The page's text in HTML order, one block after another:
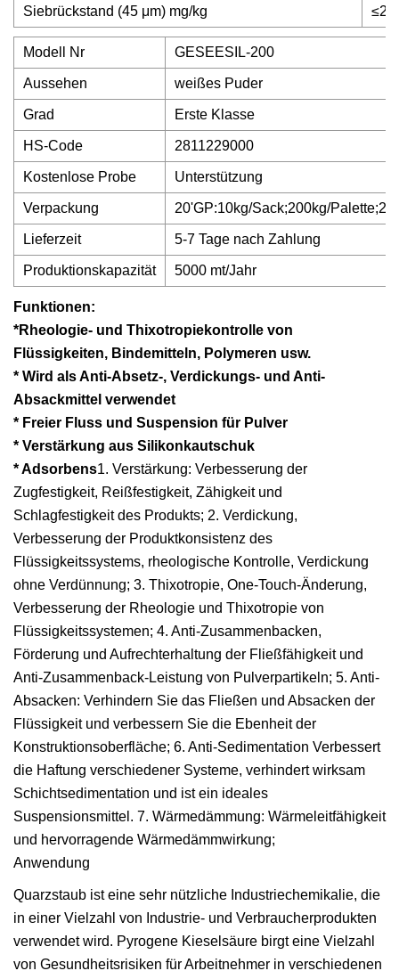
Siebrückstand (45 μm) mg/kg
Modell Nr GESEESIL-200
Aussehen weißes Puder
Grad Erste Klasse
HS-Code 2811229000
Kostenlose Probe Unterstützung
Verpackung 20'GP:10kg/Sack;200kg/
Lieferzeit 5-7 Tage nach Zahlung
Produktionskapazität 5000 mt/Jahr
Funktionen:
*Rheologie- und Thixotropiekontrolle von
Flüssigkeiten, Bindemitteln, Polymeren usw.
* Wird als Anti-Absetz-, Verdickungs- und Anti-
Absackmittel verwendet
* Freier Fluss und Suspension für Pulver
* Verstärkung aus Silikonkautschuk
* Adsorbens1. Verstärkung: Verbesserung der
Zugfestigkeit, Reißfestigkeit, Zähigkeit und
Schlagfestigkeit des Produkts; 2. Verdickung,
Verbesserung der Produktkonsistenz des
Flüssigkeitssystems, rheologische Kontrolle, Verdickung
ohne Verdünnung; 3. Thixotropie, One-Touch-Änderung,
Verbesserung der Rheologie und Thixotropie von
Flüssigkeitssystemen; 4. Anti-Zusammenbacken,
Förderung und Aufrechterhaltung der Fließfähigkeit und
Anti-Zusammenback-Leistung von Pulverpartikeln; 5. Anti-
Absacken: Verhindern Sie das Fließen und Absacken der
Flüssigkeit und verbessern Sie die Ebenheit der
Konstruktionsoberfläche; 6. Anti-Sedimentation Verbessert
die Haftung verschiedener Systeme, verhindert wirksam
Schichtsedimentation und ist ein ideales
Suspensionsmittel. 7. Wärmedämmung: Wärmeleitfähigkeit
und hervorragende Wärmedämmwirkung;
Anwendung
Quarzstaub ist eine sehr nützliche Industriechemikalie, die
in einer Vielzahl von Industrie- und Verbraucherprodukten
verwendet wird. Pyrogene Kieselsäure birgt eine Vielzahl
von Gesundheitsrisiken für Arbeitnehmer in verschiedenen